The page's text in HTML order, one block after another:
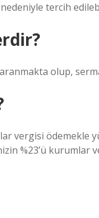
tercih
olup,
vergisi ödemekle
%23’ü kurumlar